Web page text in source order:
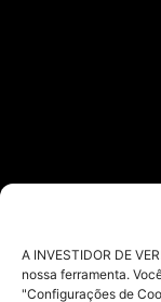
A INVESTIDOR DE
nossa ferramenta.
"Configurações de